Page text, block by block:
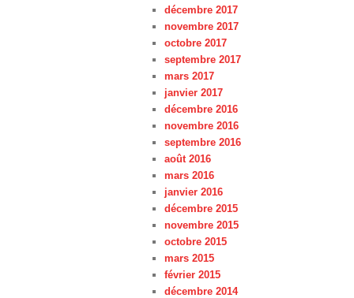
décembre 2017
novembre 2017
octobre 2017
septembre 2017
mars 2017
janvier 2017
décembre 2016
novembre 2016
septembre 2016
août 2016
mars 2016
janvier 2016
décembre 2015
novembre 2015
octobre 2015
mars 2015
février 2015
décembre 2014